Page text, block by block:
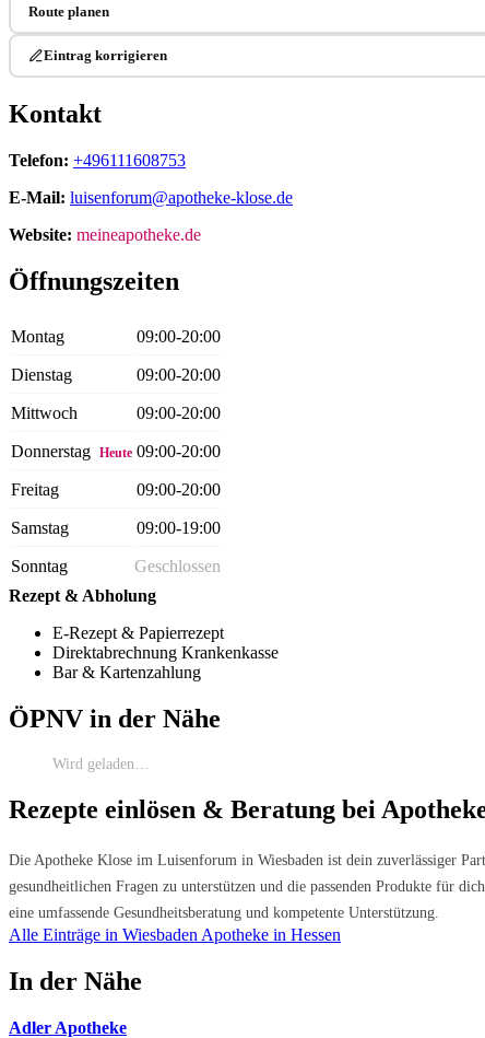
Route planen
Eintrag korrigieren
Kontakt
Telefon: +496111608753
E-Mail: luisenforum@apotheke-klose.de
Website: meineapotheke.de
Öffnungszeiten
Montag 09:00-20:00
Dienstag 09:00-20:00
Mittwoch 09:00-20:00
Donnerstag Heute 09:00-20:00
Freitag 09:00-20:00
Samstag 09:00-19:00
Sonntag
Geschlossen
Rezept & Abholung
E-Rezept & Papierrezept
Direktabrechnung Krankenkasse
Bar & Kartenzahlung
ÖPNV in der Nähe
Wird geladen…
Rezepte einlösen & Beratung bei
Die Apotheke Klose im Luisenforum in Wiesbaden ist dein zuverlässiger
gesundheitlichen Fragen zu unterstützen und die passenden Produkte für
eine umfassende Gesundheitsberatung und kompetente Unterstützung.
Alle Einträge in Wiesbaden Apotheke in Hessen
In der Nähe
Adler Apotheke